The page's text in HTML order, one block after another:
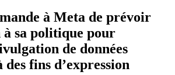
à Meta de prévoir
à sa politique pour
de données
des fins d’expression